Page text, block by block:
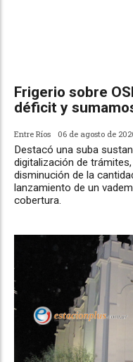
Frigerio sobre
déficit y
Entre Ríos 06 de agosto de
Destacó una suba
digitalización de
disminución de la
lanzamiento de un
cobertura.